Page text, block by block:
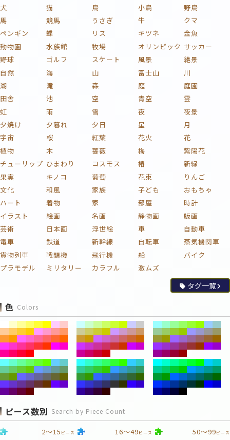
犬
猫 鳥 小鳥
野鳥
馬
競馬 うさぎ 牛
クマ
ペンギン
蝶 リス キツネ
金魚
動物園
水族館 牧場 オリンピック サッカー
野球
ゴルフ スケート 風景
絶景
自然
海 山 富士山
川
湖
滝 森 庭
庭園
田舎
池 空 青空
雲
虹
雨 雪 夜
夜景
夕焼け
夕暮れ 夕日 星
月
宇宙
桜 紅葉 花火
花
植物
木 薔薇 梅
紫陽花
チューリップ ひまわり コスモス 椿
新緑
果実
キノコ 葡萄 花束
りんご
文化
和風 家族 子ども
おもちゃ
ハート
着物 家 部屋
時計
イラスト
絵画 名画 静物画
版画
芸術
日本画 浮世絵 車
自動車
電車
鉄道 新幹線 自転車
蒸気機関車
貨物列車
戦闘機 飛行機 船
バイク
プラモデル
ミリタリー カラフル 激ムズ
タグ一覧
色 Colors
ピース数別 Search by Piece Count
2～15 ピース 16～49ピース 50～99ピース